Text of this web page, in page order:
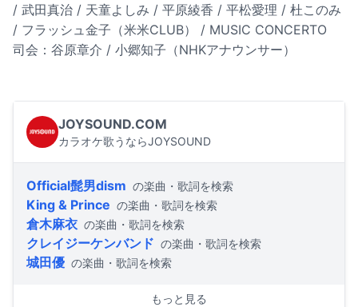
/ 武田真治 / 天童よしみ / 平原綾香 / 平松愛理 / 杜このみ
/ フラッシュ金子（米米CLUB） / MUSIC CONCERTO
司会：谷原章介 / 小郷知子（NHKアナウンサー）
JOYSOUND.COM
カラオケ歌うならJOYSOUND
Official髭男dism の楽曲・歌詞を検索
King & Prince の楽曲・歌詞を検索
倉木麻衣 の楽曲・歌詞を検索
クレイジーケンバンド の楽曲・歌詞を検索
城田優 の楽曲・歌詞を検索
もっと見る